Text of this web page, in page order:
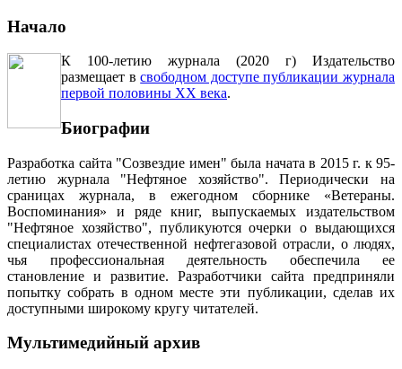
Начало
К 100-летию журнала (2020 г) Издательство
размещает всвободном доступе публикации журнала
первой половины ХХ века.
Биографии
Разработка сайта "Созвездие имен" была начата в 2015 г. к 95-
летию журнала "Нефтяное хозяйство". Периодически на
сраницах журнала, в ежегодном сборнике «Ветераны.
Воспоминания» и ряде книг, выпускаемых издательством
"Нефтяное хозяйство", публикуются очерки о выдающихся
специалистах отечественной нефтегазовой отрасли, о людях,
чья профессиональная деятельность обеспечила ее
становление и развитие. Разработчики сайта предприняли
попытку собрать в одном месте эти публикации, сделав их
доступными широкому кругу читателей.
Мультимедийный архив